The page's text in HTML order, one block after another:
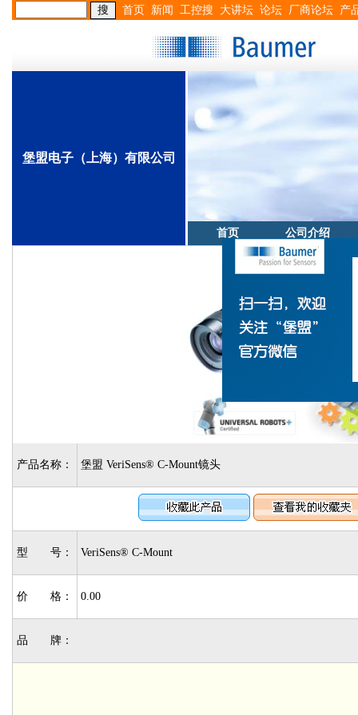
首页 新闻 工控搜 大讲坛 论坛 厂商论坛 产
堡盟电子（上海）有限公司
首页 公司介绍
产品名称： 堡盟 VeriSens® C-Mount镜头
型 号： VeriSens® C-Mount
价 格： 0.00
品 牌：